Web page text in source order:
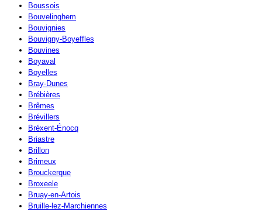
Boussois
Bouvelinghem
Bouvignies
Bouvigny-Boyeffles
Bouvines
Boyaval
Boyelles
Bray-Dunes
Brébières
Brêmes
Brévillers
Bréxent-Énocq
Briastre
Brillon
Brimeux
Brouckerque
Broxeele
Bruay-en-Artois
Bruille-lez-Marchiennes